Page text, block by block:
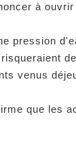
à
pression
venus
que les